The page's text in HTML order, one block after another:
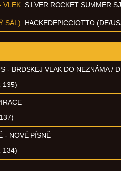
VLEK: SILVER ROCKET SUMMER
SÁL): HACKEDEPICCIOTTO (DE/
- BRDSKEJ VLAK DO NEZNÁMA /
135)
- NOVÉ PÍSNĚ
134)